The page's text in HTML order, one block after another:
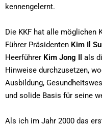
kennengelernt.
Die KKF hat alle möglichen
Führer Präsidenten Kim Il
Heerführer Kim Jong Il als
Hinweise durchzusetzen,
Ausbildung,
und solide Basis für seine
Als ich im Jahr 2000 das